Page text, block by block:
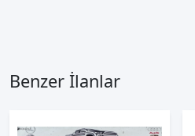
Benzer İlanlar